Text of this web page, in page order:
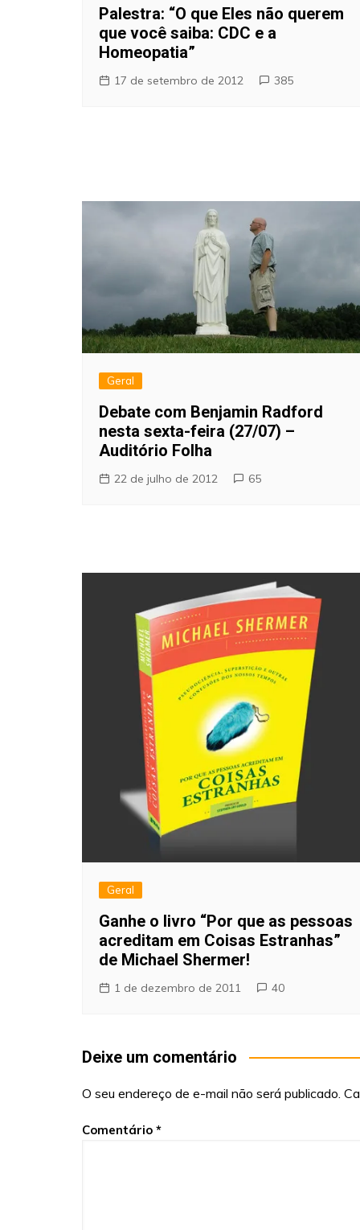
Palestra: “O que Eles não querem
que você saiba: CDC e a
Homeopatia”
17 de setembro de 2012 385
Geral
Debate com Benjamin Radford
nesta sexta-feira (27/07) –
Auditório Folha
22 de julho de 2012 65
Geral
Ganhe o livro “Por que as pessoas
acreditam em Coisas Estranhas”
de Michael Shermer!
1 de dezembro de 2011 40
Deixe um comentário
O seu endereço de e-mail não será publicado.
Comentário *